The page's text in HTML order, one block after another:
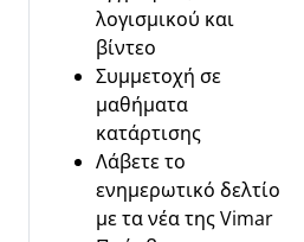
λογισμικού και
βίντεο
Συμμετοχή σε
μαθήματα
κατάρτισης
Λάβετε το
ενημερωτικό δελτίο
με τα νέα της Vimar